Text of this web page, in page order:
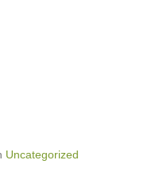
Uncategorized